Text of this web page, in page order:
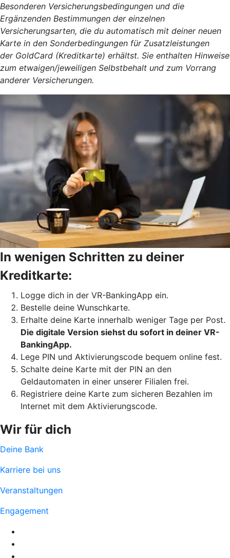
Besonderen Versicherungsbedingungen und die
Ergänzenden Bestimmungen der einzelnen
Versicherungsarten, die du automatisch mit deiner neuen
Karte in den Sonderbedingungen für Zusatzleistungen
der GoldCard (Kreditkarte) erhältst. Sie enthalten Hinweise
zum etwaigen/jeweiligen Selbstbehalt und zum Vorrang
anderer Versicherungen.
In wenigen Schritten zu deiner
Kreditkarte:
Logge dich in der VR-BankingApp ein.
Bestelle deine Wunschkarte.
Erhalte deine Karte innerhalb weniger Tage per Post.
Die digitale Version siehst du sofort in deiner VR-
BankingApp.
Lege PIN und Aktivierungscode bequem online fest.
Schalte deine Karte mit der PIN an den
Geldautomaten in einer unserer Filialen frei.
Registriere deine Karte zum sicheren Bezahlen im
Internet mit dem Aktivierungscode.
Wir für dich
Deine Bank
Karriere bei uns
Veranstaltungen
Engagement